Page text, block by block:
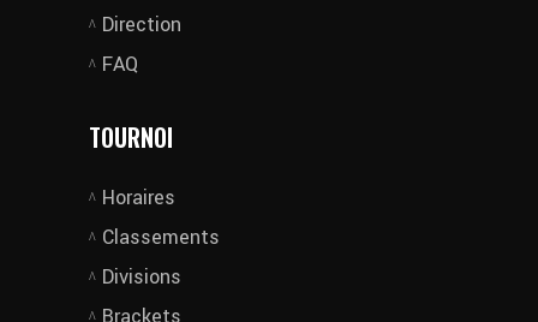
Direction
FAQ
TOURNOI
Horaires
Classements
Divisions